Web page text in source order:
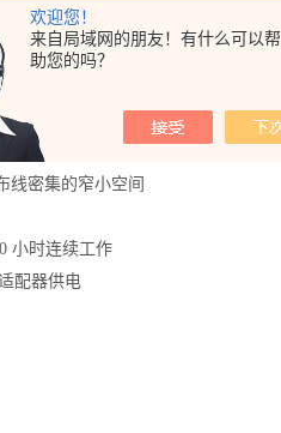
欢迎您！
来自局域网的朋友！有什么可以帮
助您的吗？
：
流波形和谐波
线密集的窄小空间
小时连续工作
配器供电